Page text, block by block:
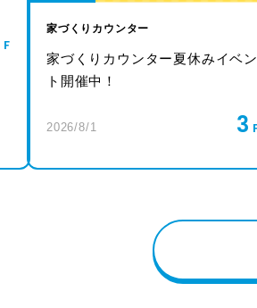
家づくりカウンター
家づくりカウンター夏休みイベン
ト開催中！
2026/8/1 3